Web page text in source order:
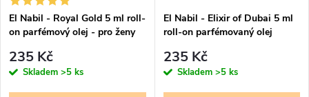
El Nabil - Royal Gold 5 ml roll-
on parfémový olej - pro ženy
235 Kč
Skladem >5 ks
El Nabil - Elixir of Dubai 5 ml
roll-on parfémovaný olej
235 Kč
Skladem >5 ks